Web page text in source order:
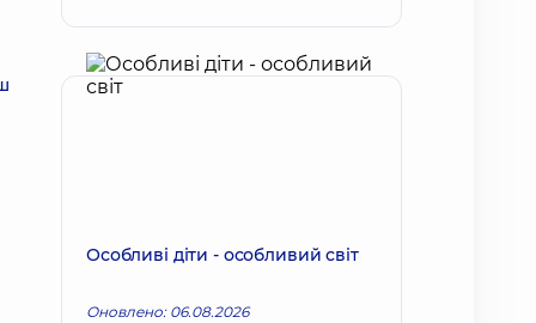
Особливі діти - особливий світ
Оновлено: 06.08.2026